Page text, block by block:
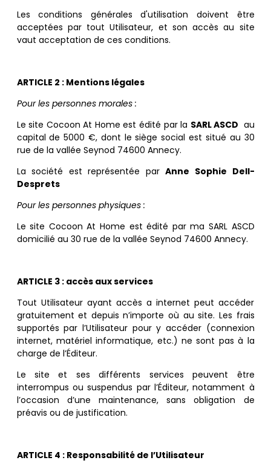
Les conditions générales d'utilisation doivent être
acceptées par tout Utilisateur, et son accès au site
vaut acceptation de ces conditions.
ARTICLE 2 : Mentions légales
Pour les personnes morales :
Le site Cocoon At Home est édité par la SARL ASCD au
capital de 5000 €, dont le siège social est situé au 30
rue de la vallée Seynod 74600 Annecy.
La société est représentée parAnne Sophie Dell-
Desprets
Pour les personnes physiques :
Le site Cocoon At Home est édité par ma SARL ASCD
domicilié au 30 rue de la vallée Seynod 74600 Annecy.
ARTICLE 3 : accès aux services
Tout Utilisateur ayant accès a internet peut accéder
gratuitement et depuis n’importe où au site. Les frais
supportés par l’Utilisateur pour y accéder (connexion
internet, matériel informatique, etc.) ne sont pas à la
charge de l’Éditeur.
Le site et ses différents services peuvent être
interrompus ou suspendus par l’Éditeur, notamment à
l’occasion d’une maintenance, sans obligation de
préavis ou de justification.
ARTICLE 4 : Responsabilité de l’Utilisateur